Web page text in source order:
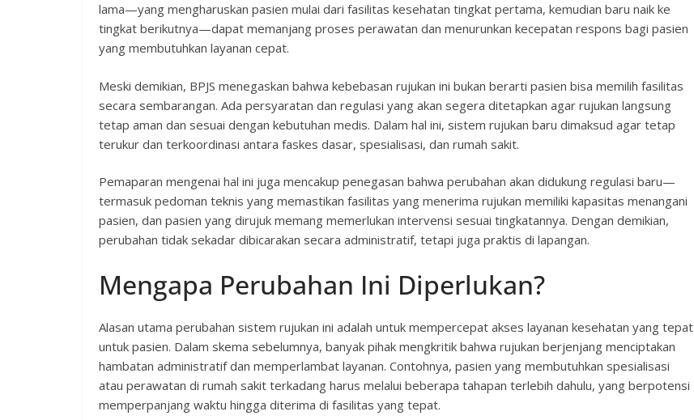
lama—yang mengharuskan pasien mulai dari fasilitas kesehatan tingkat pertama, kemudian baru naik ke
tingkat berikutnya—dapat memanjang proses perawatan dan menurunkan kecepatan respons bagi pasien
yang membutuhkan layanan cepat.
Meski demikian, BPJS menegaskan bahwa kebebasan rujukan ini bukan berarti pasien bisa memilih fasilitas
secara sembarangan. Ada persyaratan dan regulasi yang akan segera ditetapkan agar rujukan langsung
tetap aman dan sesuai dengan kebutuhan medis. Dalam hal ini, sistem rujukan baru dimaksud agar tetap
terukur dan terkoordinasi antara faskes dasar, spesialisasi, dan rumah sakit.
Pemaparan mengenai hal ini juga mencakup penegasan bahwa perubahan akan didukung regulasi baru—
termasuk pedoman teknis yang memastikan fasilitas yang menerima rujukan memiliki kapasitas menangani
pasien, dan pasien yang dirujuk memang memerlukan intervensi sesuai tingkatannya. Dengan demikian,
perubahan tidak sekadar dibicarakan secara administratif, tetapi juga praktis di lapangan.
Mengapa Perubahan Ini Diperlukan?
Alasan utama perubahan sistem rujukan ini adalah untuk mempercepat akses layanan kesehatan yang tepat
untuk pasien. Dalam skema sebelumnya, banyak pihak mengkritik bahwa rujukan berjenjang menciptakan
hambatan administratif dan memperlambat layanan. Contohnya, pasien yang membutuhkan spesialisasi
atau perawatan di rumah sakit terkadang harus melalui beberapa tahapan terlebih dahulu, yang berpotensi
memperpanjang waktu hingga diterima di fasilitas yang tepat.